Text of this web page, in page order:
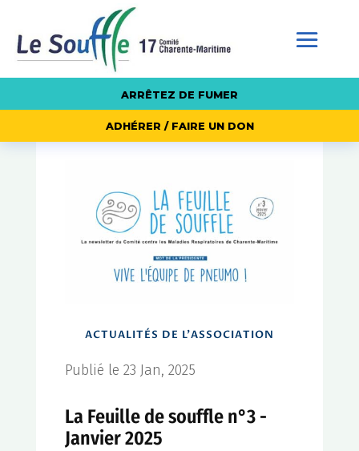
ARRÊTEZ DE FUMER
ADHÉRER / FAIRE UN DON
ACTUALITÉS DE L'ASSOCIATION
Publié le 23 Jan, 2025
La Feuille de souffle n°3 -
Janvier 2025